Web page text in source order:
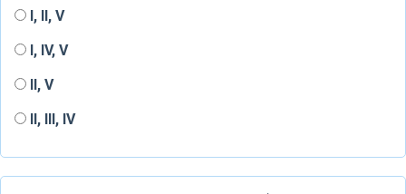
I, II, V
I, IV, V
II, V
II, III, IV